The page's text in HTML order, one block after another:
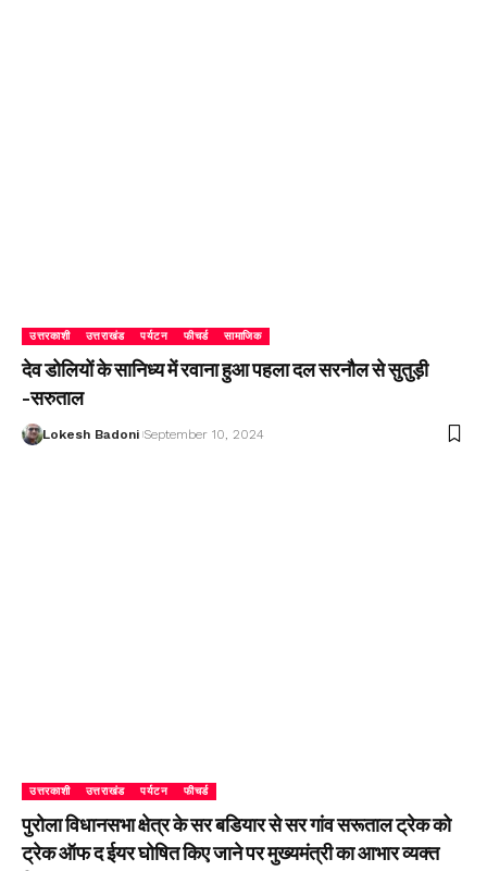
उत्तरकाशी उत्तराखंड पर्यटन फीचर्ड सामाजिक
देव डोलियों के सानिध्य में रवाना हुआ पहला दल सरनौल से सुतुड़ी
-सरुताल
Lokesh Badoni September 10, 2024
उत्तरकाशी उत्तराखंड पर्यटन फीचर्ड
पुरोला विधानसभा क्षेत्र के सर बडियार से सर गांव सरूताल ट्रेक को
ट्रेक ऑफ द ईयर घोषित किए जाने पर मुख्यमंत्री का आभार व्यक्त